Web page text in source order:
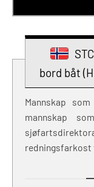
bord båt
Mannskap
mannskap
redningsfarkost